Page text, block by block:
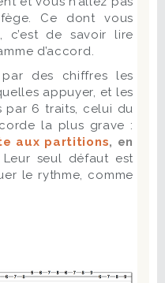
Ce dont vous
c’est de savoir lire
d’accord.
des chiffres les
appuyer, et les
par 6 traits, celui du
la plus grave :
aux partitions, en
. Leur seul défaut est
le rythme, comme